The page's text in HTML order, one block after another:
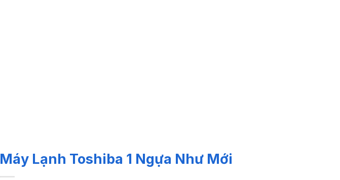
Máy Lạnh Toshiba 1 Ngựa Như Mới